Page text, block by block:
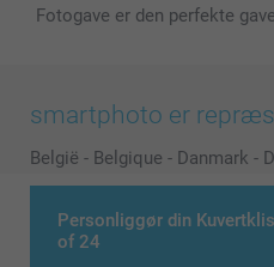
Personliggør din
of 24
Fotogave er den perfekte
smartphoto er
België - Belgique - Danmark -
- Nederland - Norge -
Switzerland - Suomi Sverige -
Other Countries